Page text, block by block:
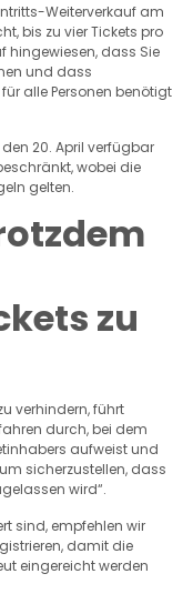
Weiterverkauf am
bis zu vier Tickets pro
hingewiesen, dass Sie
und dass
alle Personen benötigt
20. April verfügbar
wobei die
gelten.
zu
verhindern, führt
durch, bei dem
aufweist und
sicherzustellen, dass
wird“.
sind, empfehlen wir
damit die
eingereicht werden